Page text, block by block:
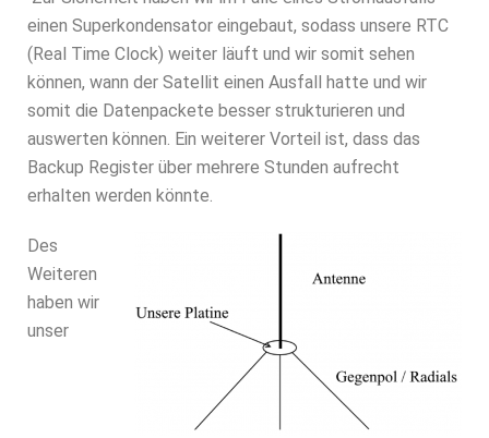
einen Superkondensator eingebaut, sodass unsere RTC
(Real Time Clock) weiter läuft und wir somit sehen
können, wann der Satellit einen Ausfall hatte und wir
somit die Datenpackete besser strukturieren und
auswerten können. Ein weiterer Vorteil ist, dass das
Backup Register über mehrere Stunden aufrecht
erhalten werden könnte.
Des
Weiteren
haben wir
unser